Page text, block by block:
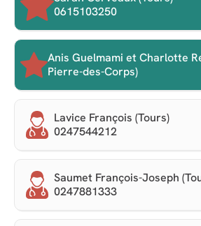
0615103250
Anis Guelmami et Charlotte
Pierre-des-Corps)
Lavice François (Tours)
0247544212
Saumet François-Joseph
0247881333